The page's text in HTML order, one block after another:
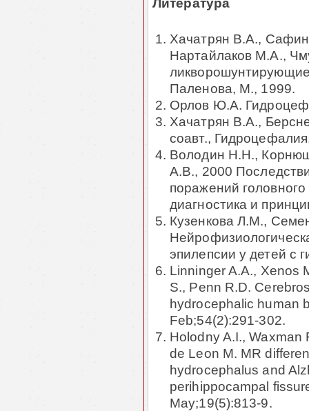
Хачатрян В.А.,
Нартайлаков М.А.,
Паленова, М., 1999.
Орлов Ю.А.
Хачатрян В.А.,
соавт.,
Володин Н.Н.,
А.В., 2000
поражений
диагностика и
Кузенкова Л.М.,
эпилепсии у детей с
Linninger A.A., Xenos
S., Penn R.D.
hydrocephalic human
Feb;54(2):291-302.
Holodny A.I., Waxman
de Leon M. MR
hydrocephalus and
perihippocampal
May;19(5):813-9.